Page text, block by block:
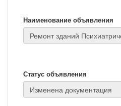
Наименование объявления
Статус объявления